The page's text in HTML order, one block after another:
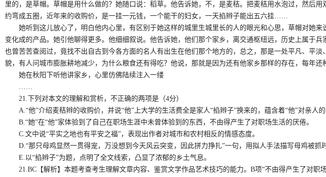
里的，是草帽。草帽是用什么做的？她随口说：稻草。他告诉她，不，是麦秸。把麦秸用水泡过，然后
约弯成五圈，近年来的收购价，是一挂一元钱，一个能干的妇女，一天掐辫子能出五六挂……
她听到这儿放心了，明白他内心里，有区别于她这样的城里生城里长的人的眼光和心思，草帽对她来
变化成的产品。她引他聊得更多。他细细叙说。他告诉她，他们那个家乡，离交通枢纽远，历史上属于
也曾苦苦查阅过，竟找不出自古到今各方面的名人有出生在他们那个地方的，总之，那是一处平凡、平
貌，有人问城市膨胀耕地减少，为什么粮食还有得吃？他说，那就是因为还有他家乡那样的存在，每年
她在秋阳下听他讲家乡，心里仿佛陆续注入一缕
……
21.下列对本文的理解和赏析，不正确的两项是（4分）
A.“他”介绍麦秸辫的收购价，并说“他”上大学的生活费全是家人“掐辫子”换来的，蕴含着“他”对亲人的
B.“她”在“他”家体验到了自己在职场生涯中未曾体验到的东西，不由得产生了对职场生活的厌倦。
C.文中说“平实之地也有平安之福”，表现出作者对城市和农村相反的情感态度。
D.“那只母鸡显然一贯得宠，万没想到今天风云突变，因此拼力挣扎”一句，用拟人手法描写母鸡被抓
E.以“掐辫子”为题，点明了全文线索，凸显了浓郁的乡土气息。
21.BC【解析】本题考查考生理解文章内容、鉴赏文学作品艺术技巧的能力。B项“不由得产生了对职场